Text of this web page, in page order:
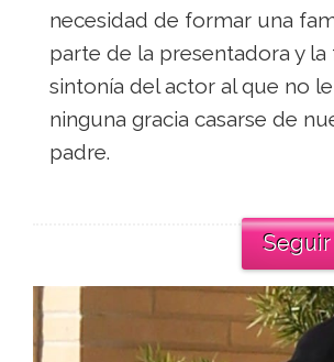
necesidad de formar una
parte de la presentadora y la
sintonía del actor al que no
ninguna gracia casarse de
padre.